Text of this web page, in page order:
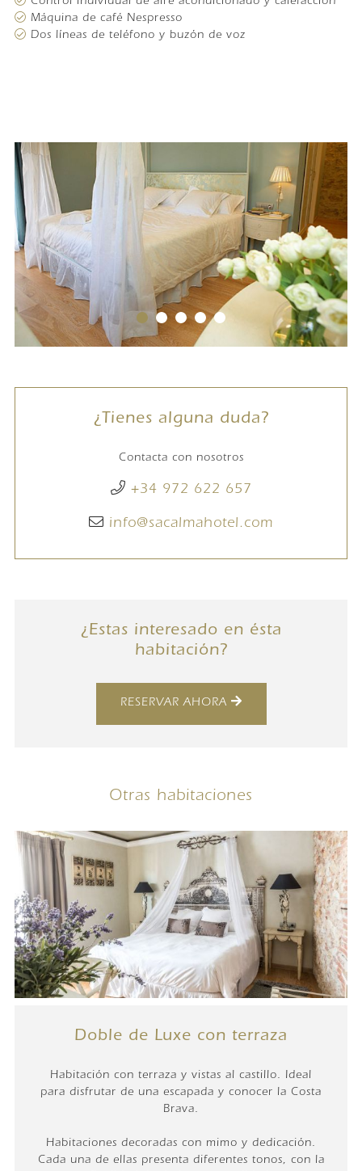
Control individual de aire acondicionado y calefacción
Máquina de café Nespresso
Dos líneas de teléfono y buzón de voz
¿Tienes alguna duda?
Contacta con nosotros
+34 972 622 657
info@sacalmahotel.com
¿Estas interesado en ésta
habitación?
RESERVAR AHORA
Otras habitaciones
Doble de Luxe con terraza
Habitación con terraza y vistas al castillo. Ideal
para disfrutar de una escapada y conocer la Costa
Brava.
Habitaciones decoradas con mimo y dedicación.
Cada una de ellas presenta diferentes tonos, con la